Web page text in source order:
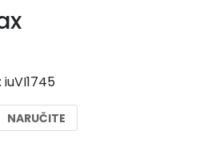
€.
NARUČITE